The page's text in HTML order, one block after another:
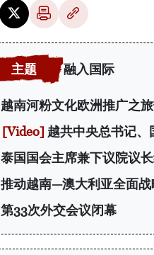
融入国际
越南河粉文化欧洲推广之
越共中央总书记
泰国国会主席兼下议院议
推动越南—澳大利亚全面
第33次外交会议闭幕